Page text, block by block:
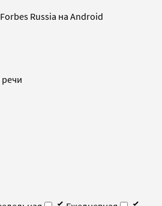
Russia на Android
речи